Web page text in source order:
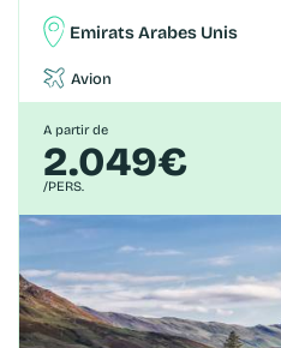
Emirats Arabes Unis
Avion
A partir de
2.049€
/PERS.